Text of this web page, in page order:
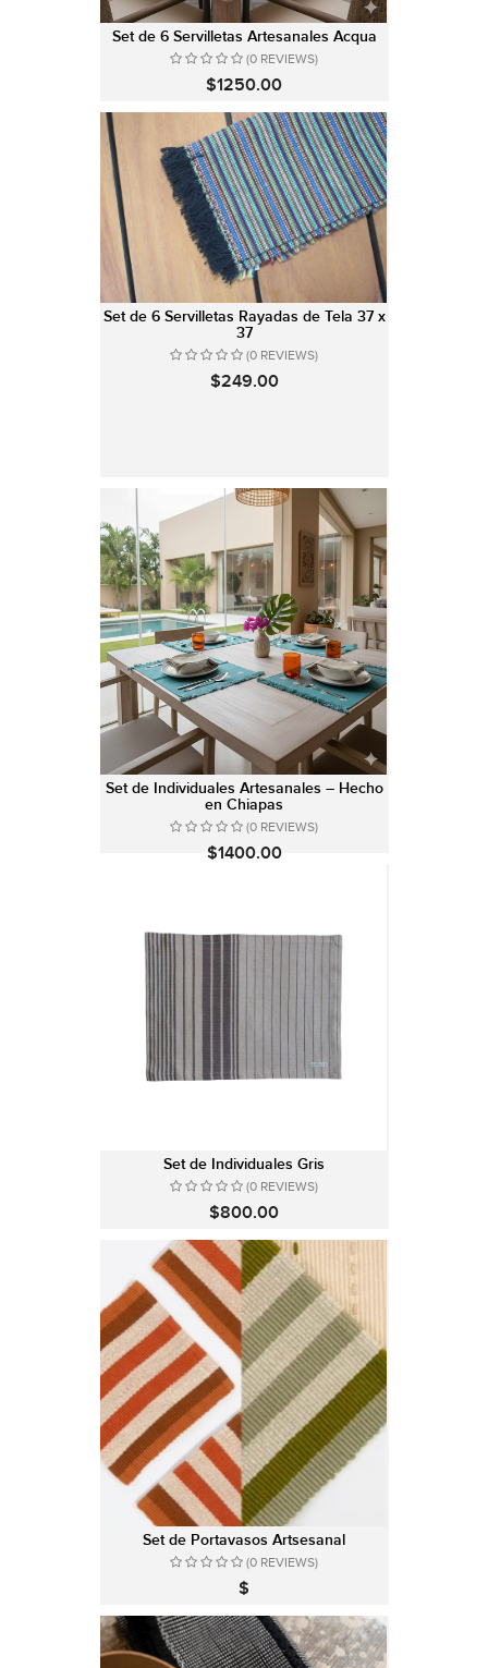
Set de 6 Servilletas Artesanales Acqua
(0 REVIEWS)
$1250.00
Set de 6 Servilletas Rayadas de Tela 37 x
37
(0 REVIEWS)
$249.00
Set de Individuales Artesanales – Hecho
en Chiapas
(0 REVIEWS)
$1400.00
Set de Individuales Gris
(0 REVIEWS)
$800.00
Set de Portavasos Artsesanal
(0 REVIEWS)
$